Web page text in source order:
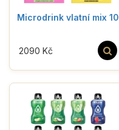
Microdrink vlatní mix 10
2090 Kč